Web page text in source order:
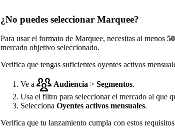
¿No puedes seleccionar Marquee?
Para usar el formato de Marquee, necesitas al menos
mercado objetivo seleccionado.
Verifica que tengas suficientes oyentes activos
Ve a Audiencia > Segmentos.
Usa el filtro para seleccionar el mercado al que
Selecciona Oyentes activos mensuales.
Verifica que tu lanzamiento cumpla con estos